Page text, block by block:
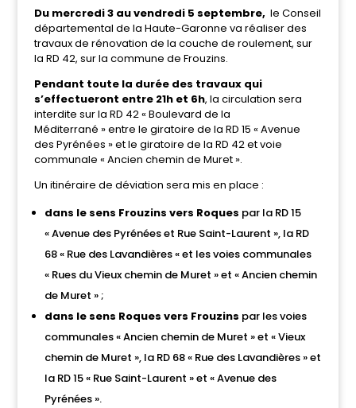
Du mercredi 3 au vendredi 5 septembre, le Conseil
départemental de la Haute-Garonne va réaliser des
travaux de rénovation de la couche de roulement, sur
la RD 42, sur la commune de Frouzins.
Pendant toute la durée des travaux qui
s’effectueront entre 21h et 6h, la circulation sera
interdite sur la RD 42 « Boulevard de la
Méditerrané » entre le giratoire de la RD 15 « Avenue
des Pyrénées » et le giratoire de la RD 42 et voie
communale « Ancien chemin de Muret ».
Un itinéraire de déviation sera mis en place :
dans le sens Frouzins vers Roques par la RD 15
« Avenue des Pyrénées et Rue Saint-Laurent », la RD
68 « Rue des Lavandières « et les voies communales
« Rues du Vieux chemin de Muret » et « Ancien chemin
de Muret » ;
dans le sens Roques vers Frouzins par les voies
communales « Ancien chemin de Muret » et « Vieux
chemin de Muret », la RD 68 « Rue des Lavandières » et
la RD 15 « Rue Saint-Laurent » et « Avenue des
Pyrénées ».